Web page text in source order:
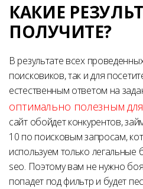
КАКИЕ
ПОЛУЧИТЕ?
В результате всех
поисковиков, так и для
естественным ответом на
оптимально полезным
сайт обойдет конкурентов,
10 по поисковым запросам,
используем только
seo. Поэтому вам не нужно
попадет под фильтр и будет